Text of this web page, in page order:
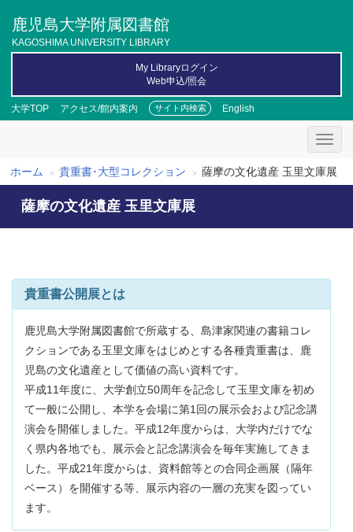
ツ
鹿児島大学附属図書館
KAGOSHIMA UNIVERSITY LIBRARY
大学TOP アクセス/館内案内 サイト内検索 English
My Libraryログイン
Web申込/照会
パ
ン
ホーム 貴重書･大型コレクション 薩摩の文化遺産 玉里文庫展
薩摩の文化遺産 玉里文庫展
貴重書公開展とは
鹿児島大学附属図書館で所蔵する、島津家関連の書籍コレ
クションである玉里文庫をはじめとする各種貴重書は、鹿
児島の文化遺産として価値の高い資料です。
平成11年度に、大学創立50周年を記念して玉里文庫を初め
て一般に公開し、本学を会場に第1回の展示会および記念講
演会を開催しました。平成12年度からは、大学内だけでな
く県内各地でも、展示会と記念講演会を毎年実施してきま
した。平成21年度からは、資料館等との合同企画展（隔年
ベース）を開催する等、展示内容の一層の充実を図ってい
ます。